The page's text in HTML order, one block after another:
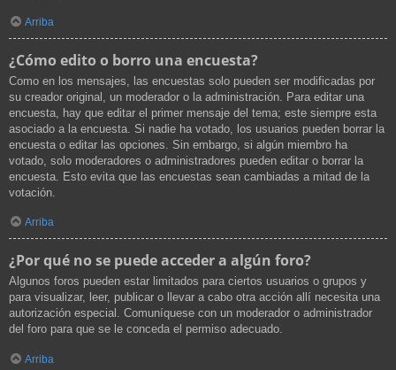
Arriba
¿Cómo edito o borro una encuesta?
Como en los mensajes, las encuestas solo pueden ser modificadas por
su creador original, un moderador o la administración. Para editar una
encuesta, hay que editar el primer mensaje del tema; este siempre esta
asociado a la encuesta. Si nadie ha votado, los usuarios pueden borrar la
encuesta o editar las opciones. Sin embargo, si algún miembro ha
votado, solo moderadores o administradores pueden editar o borrar la
encuesta. Esto evita que las encuestas sean cambiadas a mitad de la
votación.
Arriba
¿Por qué no se puede acceder a algún foro?
Algunos foros pueden estar limitados para ciertos usuarios o grupos y
para visualizar, leer, publicar o llevar a cabo otra acción allí necesita una
autorización especial. Comuníquese con un moderador o administrador
del foro para que se le conceda el permiso adecuado.
Arriba